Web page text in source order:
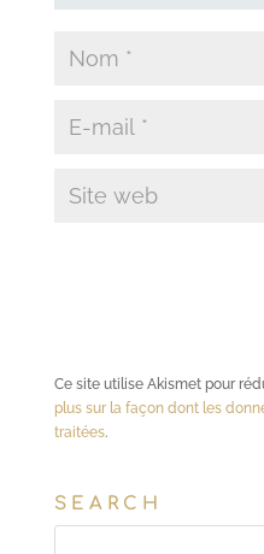
Ce site utilise Akismet pour
plus sur la façon dont les
traitées.
SEARCH